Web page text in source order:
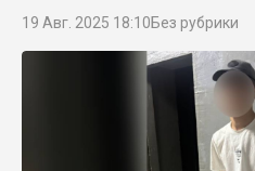
19 Авг. 2025 18:10Без рубрики